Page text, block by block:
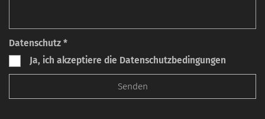
Datenschutz *
Ja, ich akzeptiere die Datenschutzbedingungen